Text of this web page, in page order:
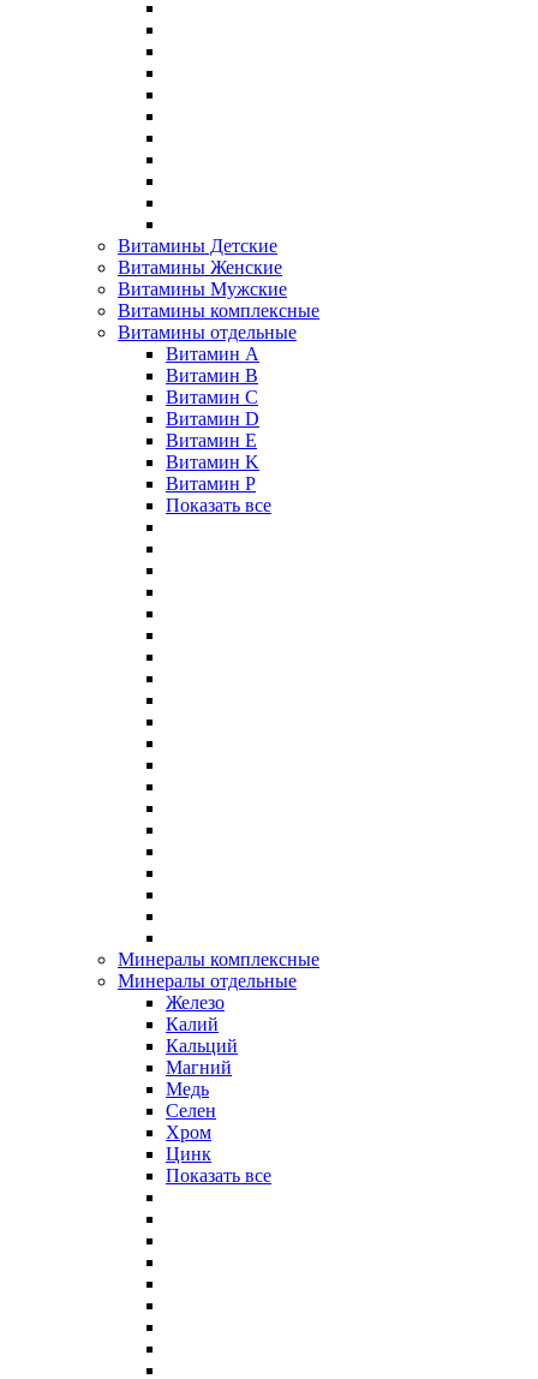
Витамины Детские
Витамины Женские
Витамины Мужские
Витамины комплексные
Витамины отдельные
Витамин A
Витамин B
Витамин C
Витамин D
Витамин E
Витамин K
Витамин P
Показать все
Минералы комплексные
Минералы отдельные
Железо
Калий
Кальций
Магний
Медь
Селен
Хром
Цинк
Показать все